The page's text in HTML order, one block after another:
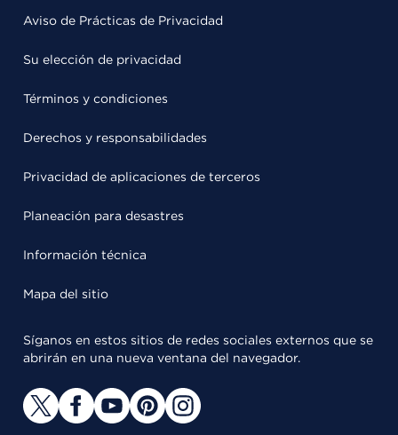
Aviso de Prácticas de Privacidad
Su elección de privacidad
Términos y condiciones
Derechos y responsabilidades
Privacidad de aplicaciones de terceros
Planeación para desastres
Información técnica
Mapa del sitio
Síganos en estos sitios de redes sociales externos que se
abrirán en una nueva ventana del navegador.